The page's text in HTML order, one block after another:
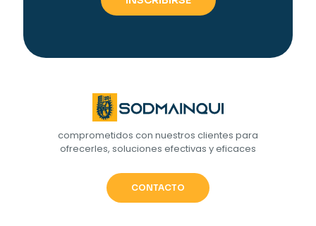
comprometidos con nuestros clientes para
ofrecerles, soluciones efectivas y eficaces
CONTACTO